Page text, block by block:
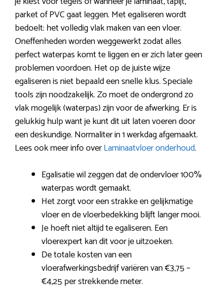
parket of PVC gaat leggen. Met egaliseren wordt
bedoelt: het volledig vlak maken van een vloer.
Oneffenheden worden weggewerkt zodat alles
perfect waterpas komt te liggen en er zich later geen
problemen voordoen. Het op de juiste wijze
egaliseren is niet bepaald een snelle klus. Speciale
tools zijn noodzakelijk. Zo moet de ondergrond zo
vlak mogelijk (waterpas) zijn voor de afwerking. Er is
gelukkig hulp want je kunt dit uit laten voeren door
een deskundige. Normaliter in 1 werkdag afgemaakt.
Lees ook meer info overLaminaatvloer onderhoud.
Egalisatie wil zeggen dat de ondervloer 100%
waterpas wordt gemaakt.
Het zorgt voor een strakke en gelijkmatige
vloer en de vloerbedekking blijft langer mooi.
Je hoeft niet altijd te egaliseren. Een
vloerexpert kan dit voor je uitzoeken.
De totale kosten van een
vloerafwerkingsbedrijf variëren van €3,75 –
€4,25 per strekkende meter.